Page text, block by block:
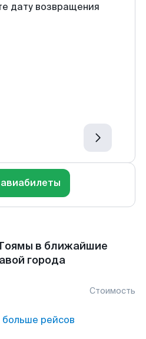
дату возвращения
в ближайшие
города
Стоимость
рейсов